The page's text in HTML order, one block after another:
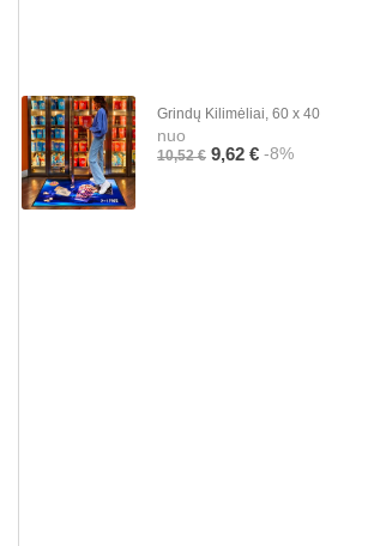
Grindų Kilimėliai, 60 x 40
nuo
10,52 € 9,62 € -8%